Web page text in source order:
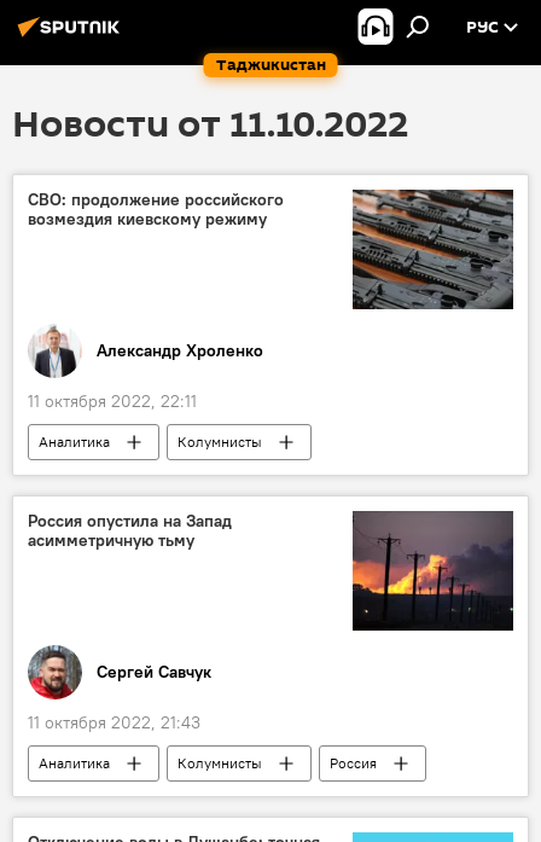
Таджикистан
РУС
Новости от 11.10.2022
СВО: продолжение российского
возмездия киевскому режиму
Александр Хроленко
11 октября 2022, 22:11
Аналитика
Колумнисты
Армия и вооружение
Россия опустила на Запад
асимметричную тьму
Сергей Савчук
11 октября 2022, 21:43
Аналитика Колумнисты
Россия
Мир
Политика